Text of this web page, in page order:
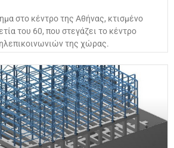
στο κέντρο της Αθήνας, κτισμένο
του 60, που στεγάζει το κέντρο
της χώρας.